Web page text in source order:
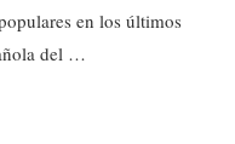
en los últimos
del …